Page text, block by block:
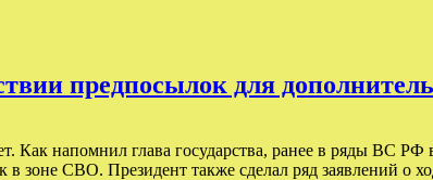
предпосылок для
Как напомнил глава государства, ранее в ряды ВС
в зоне СВО. Президент также сделал ряд заявлений о